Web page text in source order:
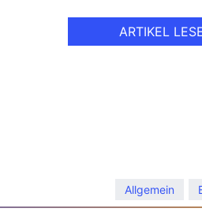
ARTIKEL
Allgemein